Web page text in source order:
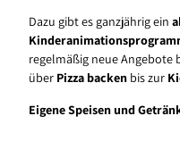
Dazu gibt es ganzjährig ein
regelmäßig neue Angebote
über Pizza backen bis zur
Eigene Speisen und